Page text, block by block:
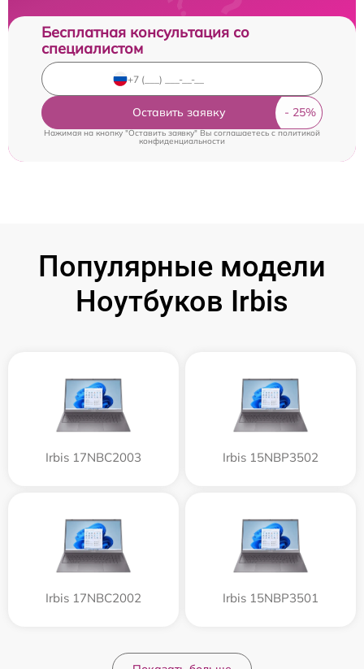
Бесплатная консультация со
специалистом
Оставить заявку
Нажимая на кнопку "Оставить заявку" Вы соглашаетесь c политикой
конфиденциальности
Популярные модели
Ноутбуков Irbis
Irbis 17NBC2003 Irbis 15NBP3502
Irbis 17NBC2002 Irbis 15NBP3501